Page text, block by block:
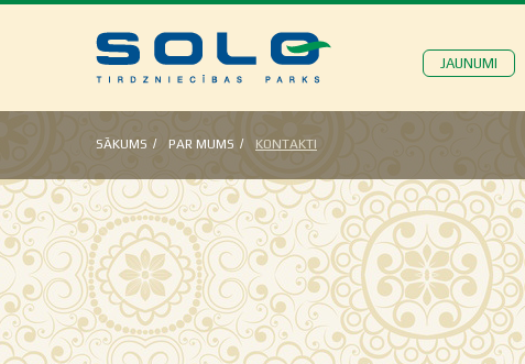
JAUNUMI
SĀKUMS PAR MUMS KONTAKTI